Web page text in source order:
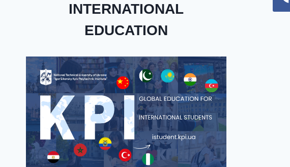
INTERNATIONAL
EDUCATION